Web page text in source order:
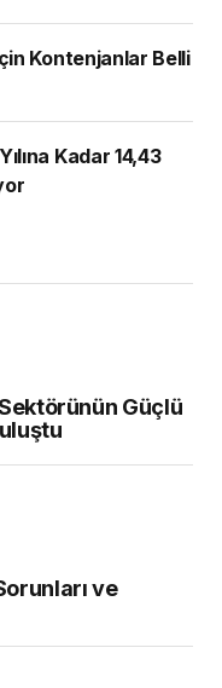
Kadar 14,43
Güçlü
ve